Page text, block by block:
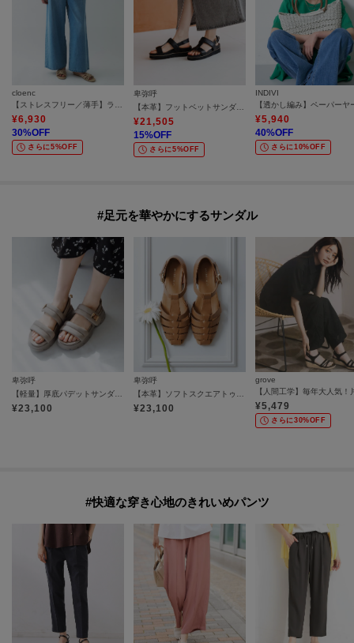
cloenc
【ストレスフリー／薄手】ライトドロストデニムパンツ
¥6,930
30%OFF
さらに5%OFF
卑弥呼
【本革】フットベットサンダル／661207
¥21,505
15%OFF
さらに5%OFF
INDIVI
¥5,940
40%OFF
さらに10%OFF
#足元を華やかにするサンダル
卑弥呼
¥23,100
卑弥呼
¥23,100
grove
¥5,479
さらに30%OFF
#快適な穿き心地のきれいめパンツ